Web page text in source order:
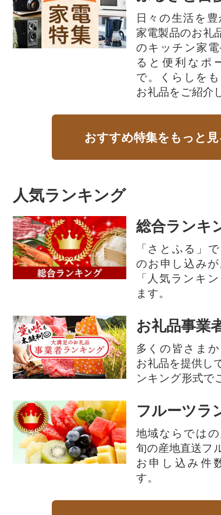
日々の生活を
家電製品のお礼
のキッチン家
ると便利なポ
で。くらしを
お礼品をご紹介
おすすめ特集をもっと
人気ランキング
総合ランキ
「さとふる」
のお申し込み
「人気ランキ
ます。
お礼品事業
多くの皆さま
お礼品を提供し
ンキング形式で
フルーツラ
地域ならでは
旬の産地直送フ
お申し込み件
す。